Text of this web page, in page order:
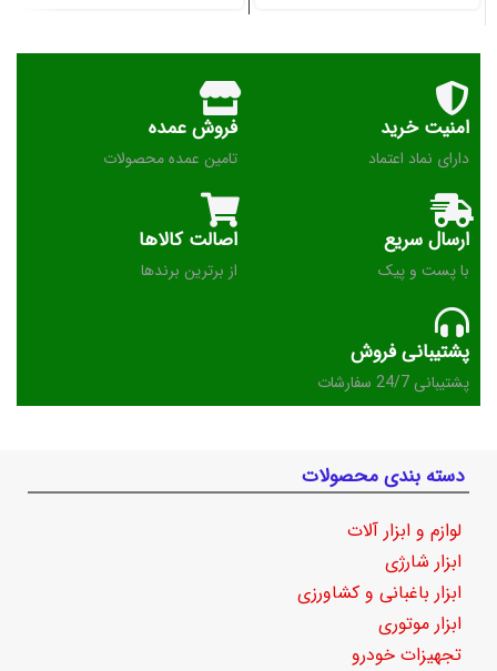
امنیت خرید
دارای نماد اعتماد
فروش عمده
تامین عمده محصولات
ارسال سریع
با پست و پیک
اصالت کالاها
از برترین برندها
پشتیبانی فروش
پشتیبانی 24/7 سفارشات
دسته بندی محصولات
لوازم و ابزار آلات
ابزار شارژی
ابزار باغبانی و کشاورزی
ابزار موتوری
تجهیزات خودرو